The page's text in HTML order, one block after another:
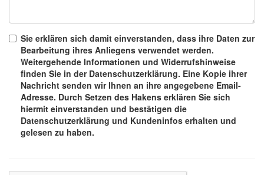
Sie erklären sich damit einverstanden, dass ihre Daten zur
Bearbeitung ihres Anliegens verwendet werden.
Weitergehende Informationen und Widerrufshinweise
finden Sie in der Datenschutzerklärung. Eine Kopie ihrer
Nachricht senden wir Ihnen an ihre angegebene Email-
Adresse. Durch Setzen des Hakens erklären Sie sich
hiermit einverstanden und bestätigen die
Datenschutzerklärung und Kundeninfos erhalten und
gelesen zu haben.